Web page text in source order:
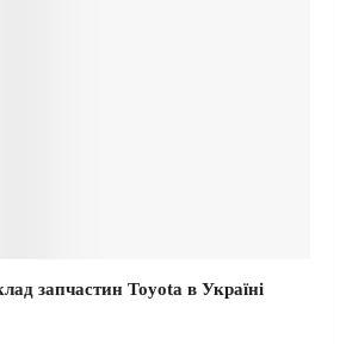
запчастин Toyota в Україні